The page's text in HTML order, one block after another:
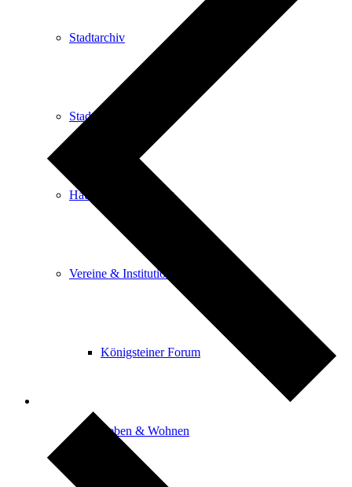
Stadtarchiv
Stadtbibliothek
Haus der Begegnung
Vereine & Institutionen
Königsteiner Forum
Leben & Wohnen